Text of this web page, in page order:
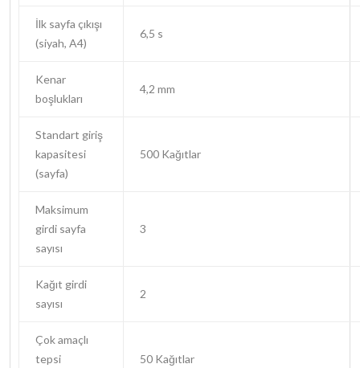
İlk sayfa çıkışı
(siyah, A4)
6,5 s
Kenar
boşlukları
4,2 mm
Standart giriş
kapasitesi
(sayfa)
500 Kağıtlar
Maksimum
girdi sayfa
sayısı
3
Kağıt girdi
sayısı
2
Çok amaçlı
tepsi
50 Kağıtlar